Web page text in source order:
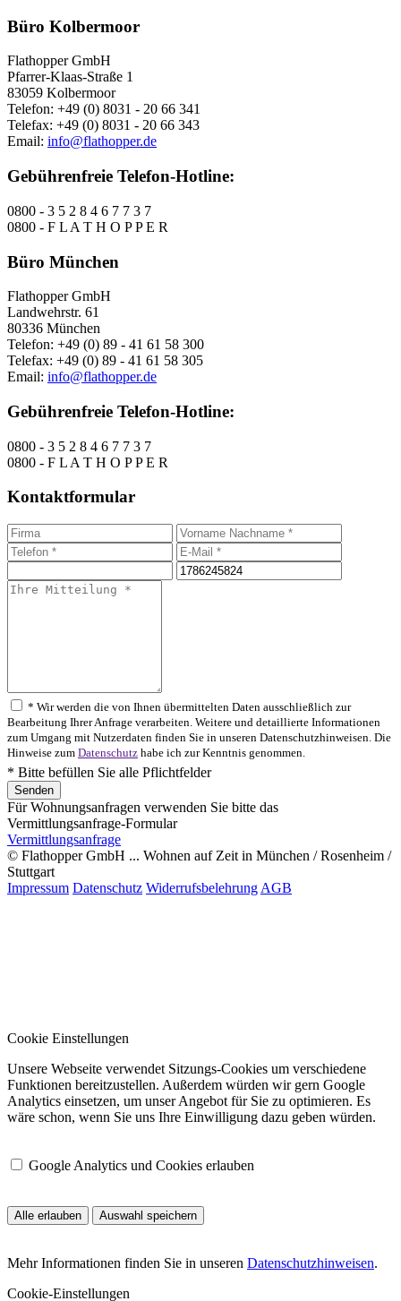
Büro Kolbermoor
Flathopper GmbH
Pfarrer-Klaas-Straße 1
83059 Kolbermoor
Telefon: +49 (0) 8031 - 20 66 341
Telefax: +49 (0) 8031 - 20 66 343
Email: info@flathopper.de
Gebührenfreie Telefon-Hotline:
0800 - 3 5 2 8 4 6 7 7 3 7
0800 - F L A T H O P P E R
Büro München
Flathopper GmbH
Landwehrstr. 61
80336 München
Telefon: +49 (0) 89 - 41 61 58 300
Telefax: +49 (0) 89 - 41 61 58 305
Email: info@flathopper.de
Gebührenfreie Telefon-Hotline:
0800 - 3 5 2 8 4 6 7 7 3 7
0800 - F L A T H O P P E R
Kontaktformular
* Wir werden die von Ihnen übermittelten Daten ausschließlich zur
Bearbeitung Ihrer Anfrage verarbeiten. Weitere und detaillierte Informationen
zum Umgang mit Nutzerdaten finden Sie in unseren Datenschutzhinweisen. Die
Hinweise zum Datenschutz habe ich zur Kenntnis genommen.
* Bitte befüllen Sie alle Pflichtfelder
Für Wohnungsanfragen verwenden Sie bitte das
Vermittlungsanfrage-Formular
Vermittlungsanfrage
© Flathopper GmbH ... Wohnen auf Zeit in München / Rosenheim /
Stuttgart
Impressum Datenschutz Widerrufsbelehrung AGB
Cookie Einstellungen
Unsere Webseite verwendet Sitzungs-Cookies um verschiedene
Funktionen bereitzustellen. Außerdem würden wir gern Google
Analytics einsetzen, um unser Angebot für Sie zu optimieren. Es
wäre schon, wenn Sie uns Ihre Einwilligung dazu geben würden.
Google Analytics und Cookies erlauben
Alle erlauben Auswahl speichern
Mehr Informationen finden Sie in unseren Datenschutzhinweisen.
Cookie-Einstellungen